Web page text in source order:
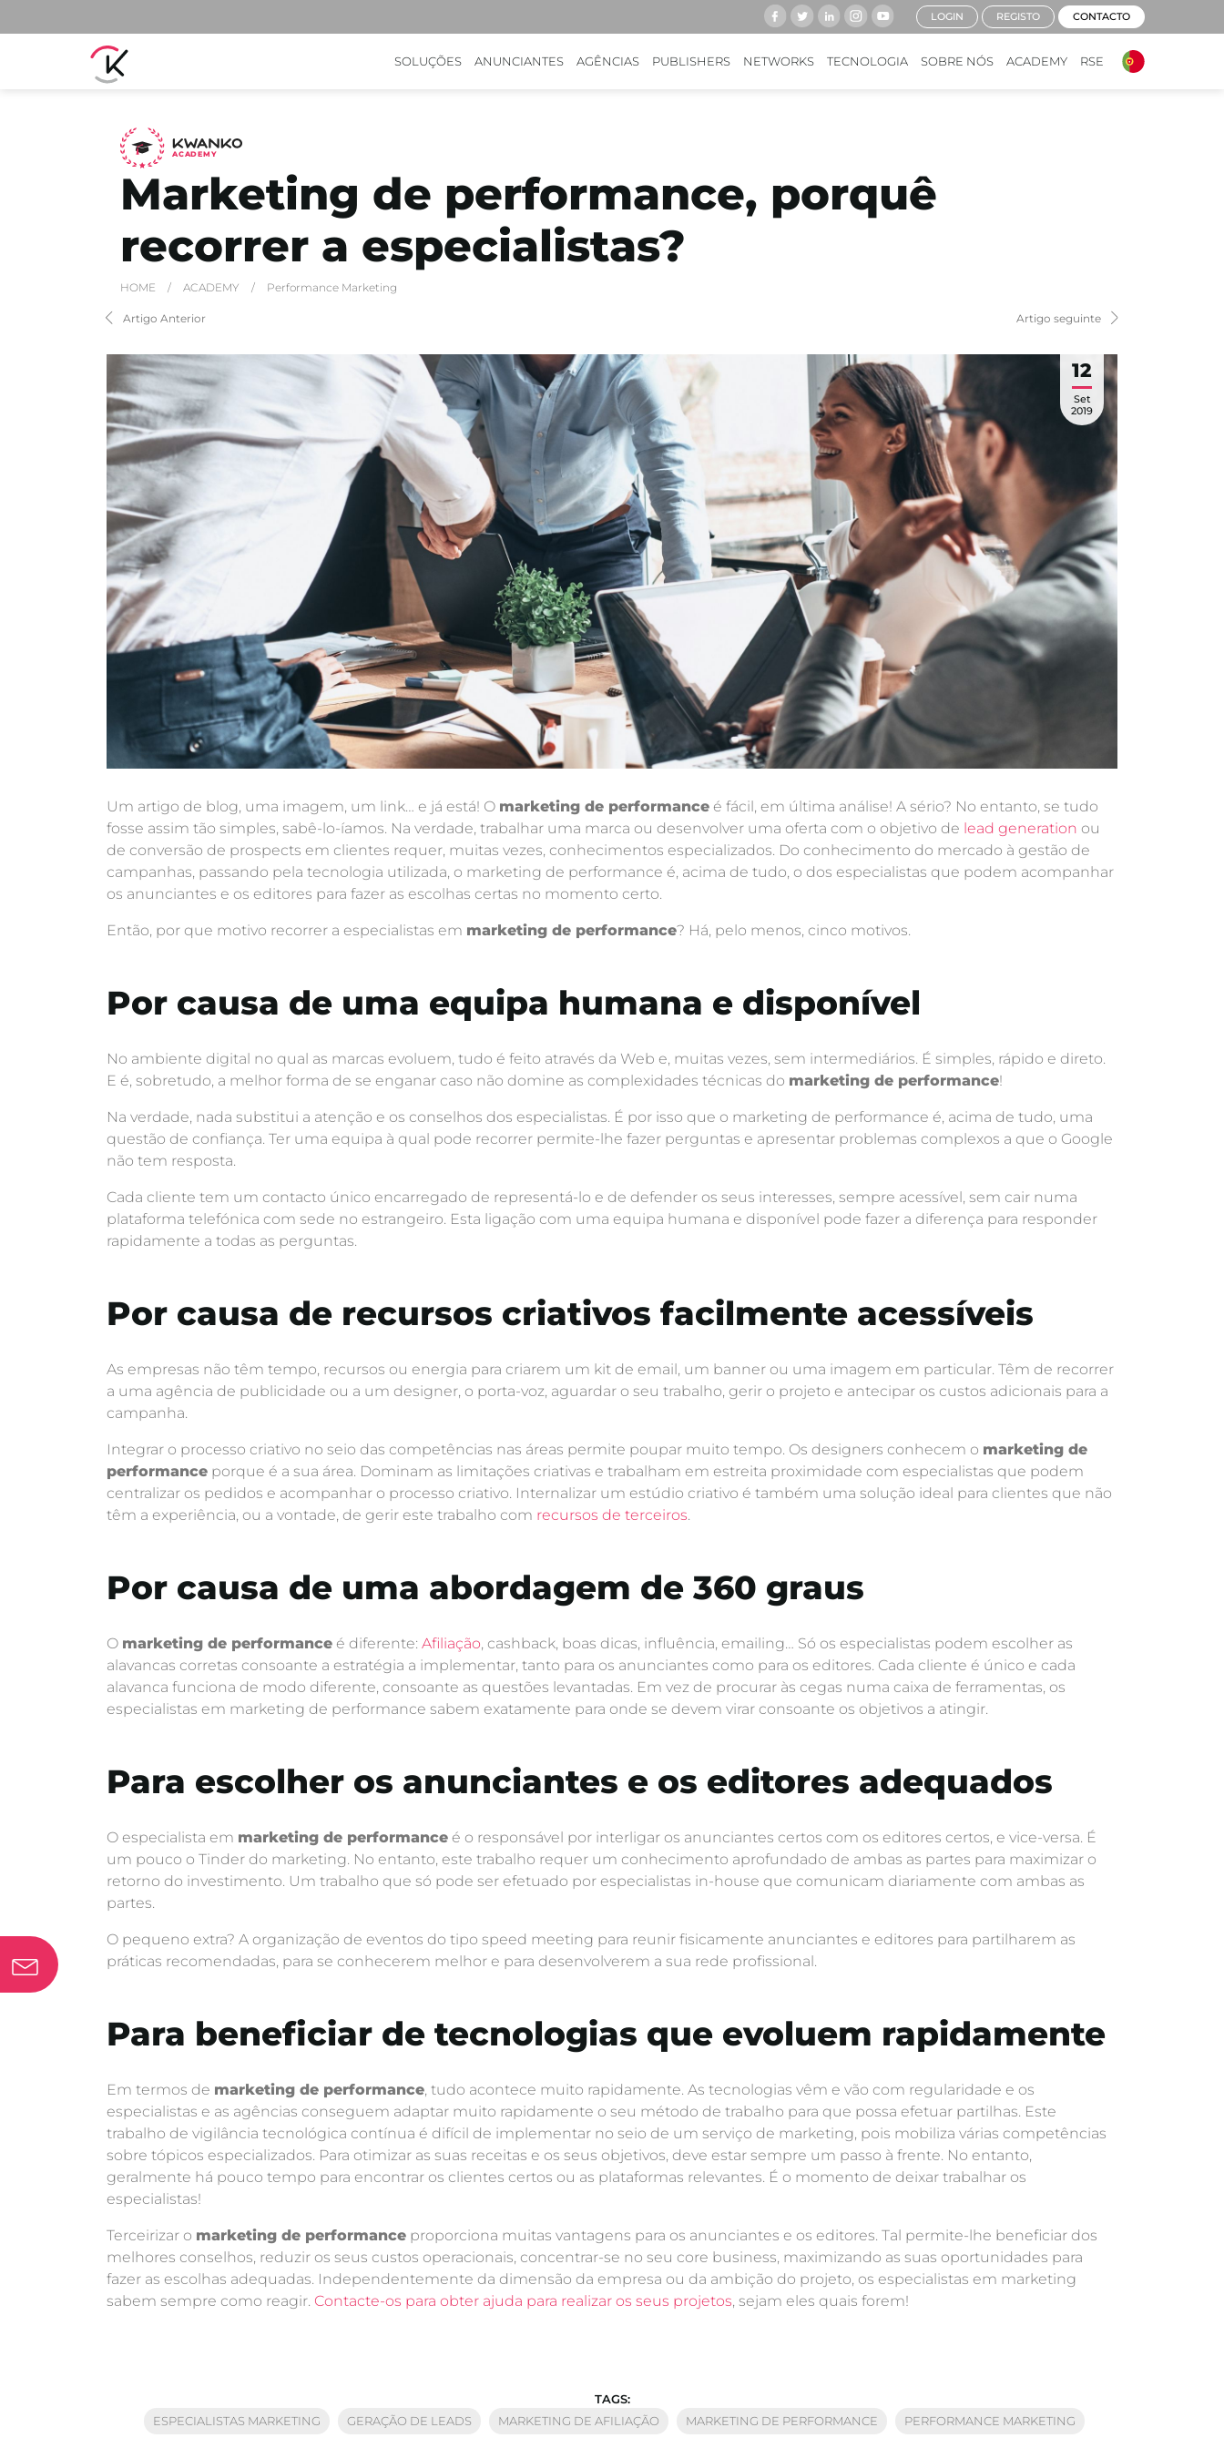
SOLUÇÕES ANUNCIANTES AGÊNCIAS PUBLISHERS NETWORKS TECNOLOGIA SOBRE NÓS ACADEMY RSE
LOGIN REGISTO CONTACTO
ACADEMY
Marketing de performance, porquê
recorrer a especialistas?
HOME / ACADEMY / Performance Marketing
Artigo Anterior Artigo seguinte
12
Set
2019
Um artigo de blog, uma imagem, um link… e já está! O marketing de performance é fácil, em última análise! A sério? No entanto, se tudo
fosse assim tão simples, sabê-lo-íamos. Na verdade, trabalhar uma marca ou desenvolver uma oferta com o objetivo de lead generation ou
de conversão de prospects em clientes requer, muitas vezes, conhecimentos especializados. Do conhecimento do mercado à gestão de
campanhas, passando pela tecnologia utilizada, o marketing de performance é, acima de tudo, o dos especialistas que podem acompanhar
os anunciantes e os editores para fazer as escolhas certas no momento certo.
Então, por que motivo recorrer a especialistas em marketing de performance? Há, pelo menos, cinco motivos.
Por causa de uma equipa humana e disponível
No ambiente digital no qual as marcas evoluem, tudo é feito através da Web e, muitas vezes, sem intermediários. É simples, rápido e direto.
E é, sobretudo, a melhor forma de se enganar caso não domine as complexidades técnicas do marketing de performance!
Na verdade, nada substitui a atenção e os conselhos dos especialistas. É por isso que o marketing de performance é, acima de tudo, uma
questão de confiança. Ter uma equipa à qual pode recorrer permite-lhe fazer perguntas e apresentar problemas complexos a que o Google
não tem resposta.
Cada cliente tem um contacto único encarregado de representá-lo e de defender os seus interesses, sempre acessível, sem cair numa
plataforma telefónica com sede no estrangeiro. Esta ligação com uma equipa humana e disponível pode fazer a diferença para responder
rapidamente a todas as perguntas.
Por causa de recursos criativos facilmente acessíveis
As empresas não têm tempo, recursos ou energia para criarem um kit de email, um banner ou uma imagem em particular. Têm de recorrer
a uma agência de publicidade ou a um designer, o porta-voz, aguardar o seu trabalho, gerir o projeto e antecipar os custos adicionais para a
campanha.
Integrar o processo criativo no seio das competências nas áreas permite poupar muito tempo. Os designers conhecem o marketing de
performance porque é a sua área. Dominam as limitações criativas e trabalham em estreita proximidade com especialistas que podem
centralizar os pedidos e acompanhar o processo criativo. Internalizar um estúdio criativo é também uma solução ideal para clientes que não
têm a experiência, ou a vontade, de gerir este trabalho com recursos de terceiros.
Por causa de uma abordagem de 360 graus
O marketing de performance é diferente: Afiliação, cashback, boas dicas, influência, emailing… Só os especialistas podem escolher as
alavancas corretas consoante a estratégia a implementar, tanto para os anunciantes como para os editores. Cada cliente é único e cada
alavanca funciona de modo diferente, consoante as questões levantadas. Em vez de procurar às cegas numa caixa de ferramentas, os
especialistas em marketing de performance sabem exatamente para onde se devem virar consoante os objetivos a atingir.
Para escolher os anunciantes e os editores adequados
O especialista em marketing de performance é o responsável por interligar os anunciantes certos com os editores certos, e vice-versa. É
um pouco o Tinder do marketing. No entanto, este trabalho requer um conhecimento aprofundado de ambas as partes para maximizar o
retorno do investimento. Um trabalho que só pode ser efetuado por especialistas in-house que comunicam diariamente com ambas as
partes.
O pequeno extra? A organização de eventos do tipo speed meeting para reunir fisicamente anunciantes e editores para partilharem as
práticas recomendadas, para se conhecerem melhor e para desenvolverem a sua rede profissional.
Para beneficiar de tecnologias que evoluem rapidamente
Em termos de marketing de performance, tudo acontece muito rapidamente. As tecnologias vêm e vão com regularidade e os
especialistas e as agências conseguem adaptar muito rapidamente o seu método de trabalho para que possa efetuar partilhas. Este
trabalho de vigilância tecnológica contínua é difícil de implementar no seio de um serviço de marketing, pois mobiliza várias competências
sobre tópicos especializados. Para otimizar as suas receitas e os seus objetivos, deve estar sempre um passo à frente. No entanto,
geralmente há pouco tempo para encontrar os clientes certos ou as plataformas relevantes. É o momento de deixar trabalhar os
especialistas!
Terceirizar o marketing de performance proporciona muitas vantagens para os anunciantes e os editores. Tal permite-lhe beneficiar dos
melhores conselhos, reduzir os seus custos operacionais, concentrar-se no seu core business, maximizando as suas oportunidades para
fazer as escolhas adequadas. Independentemente da dimensão da empresa ou da ambição do projeto, os especialistas em marketing
sabem sempre como reagir. Contacte-os para obter ajuda para realizar os seus projetos, sejam eles quais forem!
TAGS:
ESPECIALISTAS MARKETING
GERAÇÃO DE LEADS MARKETING DE AFILIAÇÃO MARKETING DE PERFORMANCE PERFORMANCE MARKETING